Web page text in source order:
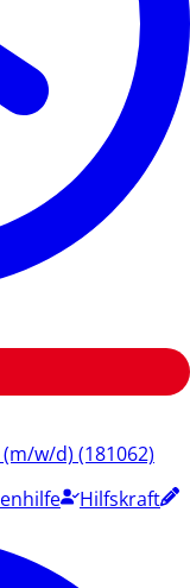
w/d) (181062)
Hilfskraft